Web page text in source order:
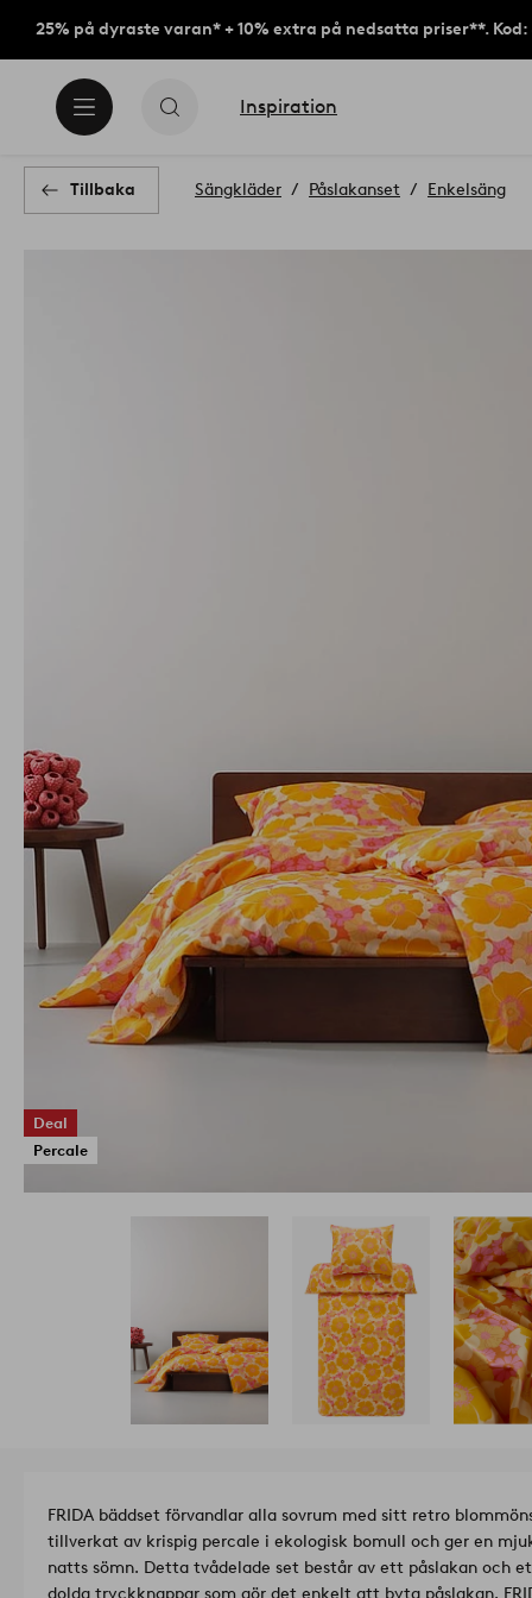
25% på dyraste varan* + 10% extra på nedsatta priser**. Kod:
Inspiration
Tillbaka Sängkläder Påslakanset Enkelsäng
Deal
Percale
FRIDA bäddset förvandlar alla sovrum med sitt retro
tillverkat av krispig percale i ekologisk bomull och ger en
natts sömn. Detta tvådelade set består av ett påslakan och
dolda tryckknappar som gör det enkelt att byta påslakan.